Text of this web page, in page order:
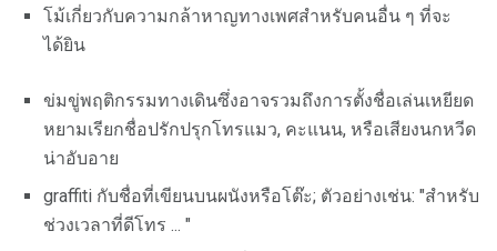
โม้เกี่ยวกับความกล้าหาญทางเพศสำหรับคนอื่น ๆ ที่จะ
ได้ยิน
ข่มขู่พฤติกรรมทางเดินซึ่งอาจรวมถึงการตั้งชื่อเล่นเหยียด
หยามเรียกชื่อปรักปรุกโทรแมว, คะแนน, หรือเสียงนกหวีด
น่าอับอาย
graffiti กับชื่อที่เขียนบนผนังหรือโต๊ะ; ตัวอย่างเช่น: "สำหรับ
ช่วงเวลาที่ดีโทร ... "